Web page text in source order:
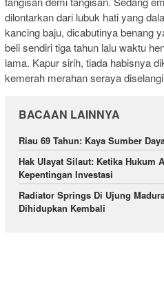
dilontarkan dari lubuk hati yang
kancing baju, dicabutinya benang
beli sendiri tiga tahun lalu waktu
lama. Kapur sirih, tiada habisnya
kemerah merahan seraya
BACAAN LAINNYA
Riau 69 Tahun: Kaya Sumber
Hak Ulayat Silaut: Ketika Hukum
Kepentingan Investasi
Radiator Springs Di Ujung
Dihidupkan Kembali